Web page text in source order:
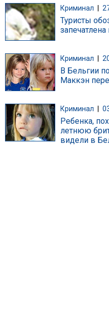
Криминал |
Туристы
Криминал
В Бельгии
Маккэн
Криминал
Ребенка,
летнюю
видели в